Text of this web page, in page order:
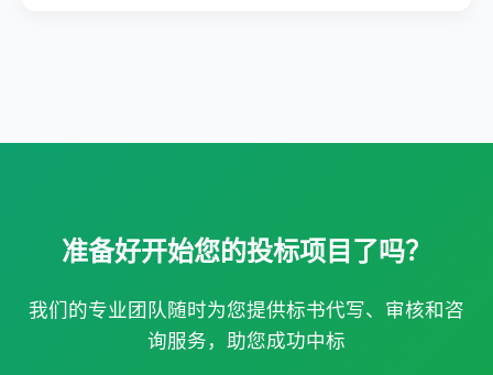
准备好开始您的投标项目了吗？
我们的专业团队随时为您提供标书代写、审核和咨
询服务，助您成功中标